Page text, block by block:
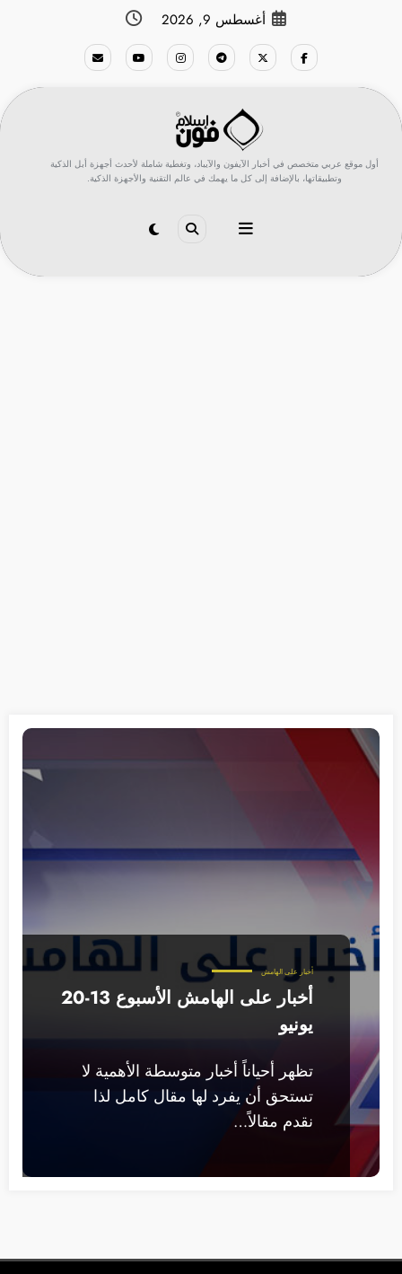
أغسطس 9, 2026
أول موقع عربي متخصص في أخبار الآيفون والآيباد، وتغطية شاملة لأحدث أجهزة أبل الذكية
وتطبيقاتها، بالإضافة إلى كل ما يهمك في عالم التقنية والأجهزة الذكية.
أخبار على الهامش
أخبار على الهامش الأسبوع 13-20
يونيو
تظهر أحياناً أخبار متوسطة الأهمية لا
تستحق أن يفرد لها مقال كامل لذا
نقدم مقالاً…